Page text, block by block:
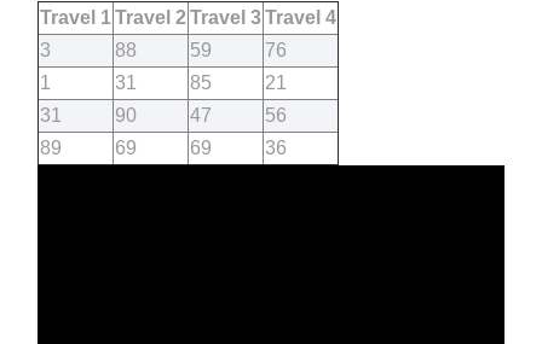
Travel 1Travel 2 Travel 3Travel 4
3
88 59
76
1
31 85
21
31
90 47
56
89
69 69 36